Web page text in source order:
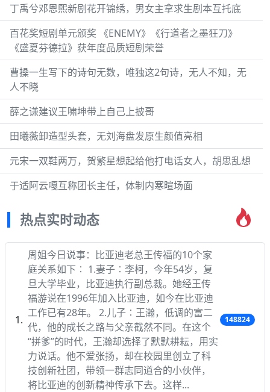
丁禹兮邓恩熙新剧花开锦绣，男女主拿求生剧本互托底
百花奖短剧单元颁奖 《ENEMY》《行道者之墨狂刀》
《盛夏芬德拉》获年度品质短剧荣誉
曹操一生写下的诗句无数，唯独这2句诗，无人不知，无
人不晓
薛之谦建议王啸坤带上自己上披哥
田曦薇卸造型头套，无刘海盘发原生颜值亮相
元宋一双鞋两万，贺繁星想起给他打电话女人，胡思乱想
于适阿云嘎互称团长主任，体制内寒暄场面
热点实时动态
周姐今日说事：比亚迪老总王传福的10个家
庭关系如下∶ 1.妻子∶李柯，今年54岁，复
旦大学毕业，比亚迪执行副总裁。她经王传
福游说在1996年加入比亚迪，如今在比亚迪
工作已有28年。 2.儿子∶王瀚，低调的富二
代，他的成长之路与父亲截然不同。在这个
“拼爹”的时代，王瀚却选择了默默耕耘，用实
力说话。他不爱张扬，却在校园里创立了科
技创新社团，带领一群志同道合的小伙伴，
将比亚迪的创新精神传承下去。这样...
148824